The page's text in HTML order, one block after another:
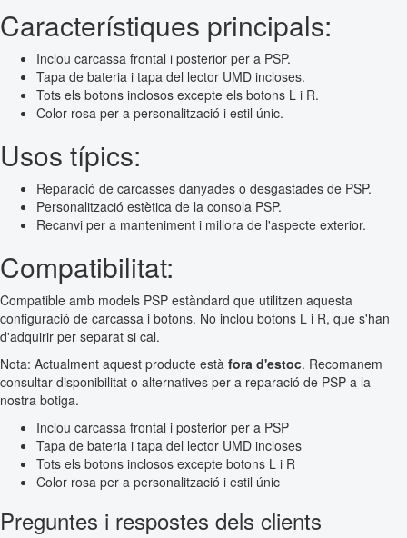
Característiques principals:
Inclou carcassa frontal i posterior per a PSP.
Tapa de bateria i tapa del lector UMD incloses.
Tots els botons inclosos excepte els botons L i R.
Color rosa per a personalització i estil únic.
Usos típics:
Reparació de carcasses danyades o desgastades de PSP.
Personalització estètica de la consola PSP.
Recanvi per a manteniment i millora de l'aspecte exterior.
Compatibilitat:
Compatible amb models PSP estàndard que utilitzen aquesta
configuració de carcassa i botons. No inclou botons L i R, que s'han
d'adquirir per separat si cal.
Nota: Actualment aquest producte està fora d'estoc. Recomanem
consultar disponibilitat o alternatives per a reparació de PSP a la
nostra botiga.
Inclou carcassa frontal i posterior per a PSP
Tapa de bateria i tapa del lector UMD incloses
Tots els botons inclosos excepte botons L i R
Color rosa per a personalització i estil únic
Preguntes i respostes dels clients